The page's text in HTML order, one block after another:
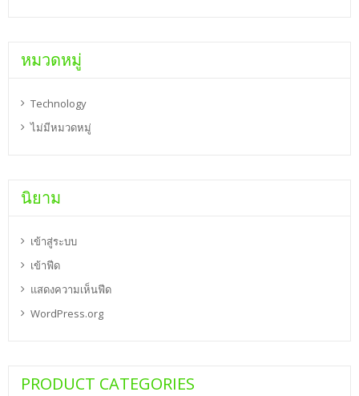
หมวดหมู่
Technology
ไม่มีหมวดหมู่
นิยาม
เข้าสู่ระบบ
เข้าฟีด
แสดงความเห็นฟีด
WordPress.org
PRODUCT CATEGORIES